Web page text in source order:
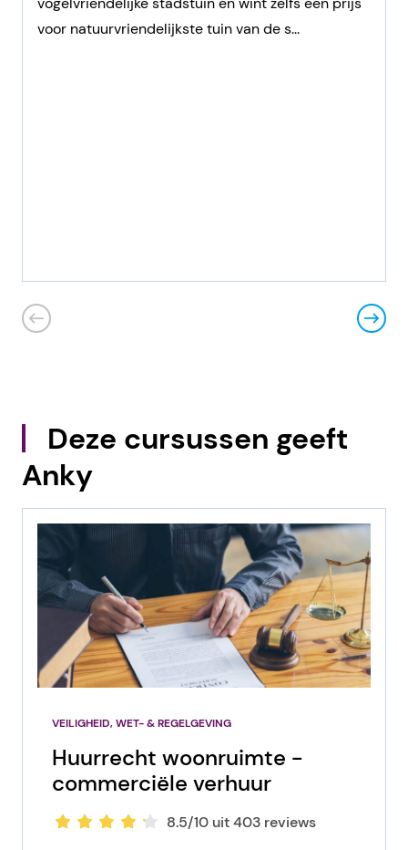
voor natuurvriendelijkste tuin van de s...
Deze cursussen geeft
Anky
VEILIGHEID, WET- & REGELGEVING
Huurrecht woonruimte -
commerciële verhuur
8.5/10 uit 403 reviews